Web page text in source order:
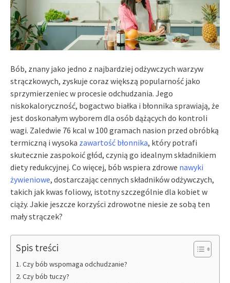
Bób, znany jako jedno z najbardziej odżywczych warzyw
strączkowych, zyskuje coraz większą popularność jako
sprzymierzeniec w procesie odchudzania. Jego
niskokaloryczność, bogactwo białka i błonnika sprawiają, że
jest doskonałym wyborem dla osób dążących do kontroli
wagi. Zaledwie 76 kcal w 100 gramach nasion przed obróbką
termiczną i wysoka zawartość błonnika, który potrafi
skutecznie zaspokoić głód, czynią go idealnym składnikiem
diety redukcyjnej. Co więcej, bób wspiera zdrowe nawyki
żywieniowe, dostarczając cennych składników odżywczych,
takich jak kwas foliowy, istotny szczególnie dla kobiet w
ciąży. Jakie jeszcze korzyści zdrowotne niesie ze sobą ten
mały strączek?
Spis treści
Czy bób wspomaga odchudzanie?
Czy bób tuczy?